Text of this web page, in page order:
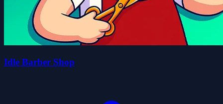
Idle Barber Shop